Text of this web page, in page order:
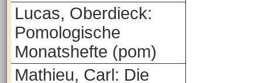
Lucas, Oberdieck:
Pomologische
Monatshefte (pom)
Mathieu, Carl: Die